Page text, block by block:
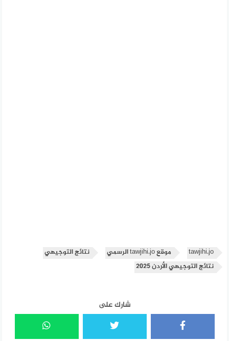
tawjihi.jo موقع tawjihi.jo الرسمي
نتائج التوجيهي
نتائج التوجيهي الأردن 2025
شارك على